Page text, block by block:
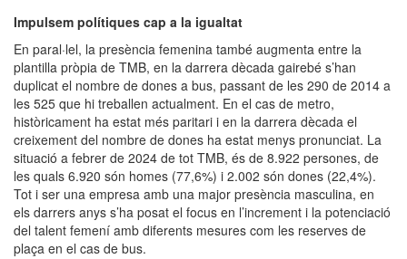
Impulsem polítiques cap a la igualtat
En paral·lel, la presència femenina també augmenta entre la
plantilla pròpia de TMB, en la darrera dècada gairebé s’han
duplicat el nombre de dones a bus, passant de les 290 de 2014 a
les 525 que hi treballen actualment. En el cas de metro,
històricament ha estat més paritari i en la darrera dècada el
creixement del nombre de dones ha estat menys pronunciat. La
situació a febrer de 2024 de tot TMB, és de 8.922 persones, de
les quals 6.920 són homes (77,6%) i 2.002 són dones (22,4%).
Tot i ser una empresa amb una major presència masculina, en
els darrers anys s’ha posat el focus en l’increment i la potenciació
del talent femení amb diferents mesures com les reserves de
plaça en el cas de bus.